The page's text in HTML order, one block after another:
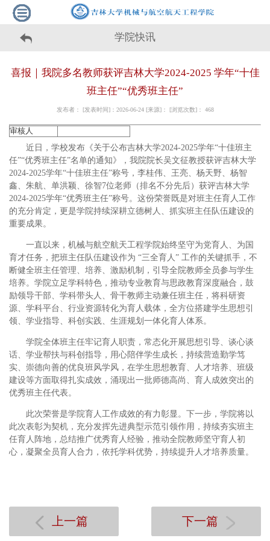
学院快讯
喜报｜我院多名教师获评吉林大学2024-2025 学年“十佳
班主任”“优秀班主任”
发布者： [发表时间]：2026-06-24 [来源]： [浏览次数]： 468
审核人
近日，学校发布《关于公布吉林大学2024-2025学年“十佳班主
任”“优秀班主任”名单的通知》，我院院长吴文征教授获评吉林大学
2024-2025学年“十佳班主任”称号，李桂伟、王亮、杨天野、杨智
鑫、朱航、单洪颖、徐智7位老师（排名不分先后）获评吉林大学
2024-2025学年“优秀班主任”称号。这份荣誉既是对班主任育人工作
的充分肯定，更是学院持续深耕立德树人、抓实班主任队伍建设的
重要成果。
一直以来，机械与航空航天工程学院始终坚守为党育人、为国
育才任务，把班主任队伍建设作为 “三全育人” 工作的关键抓手，不
断健全班主任管理、培养、激励机制，引导全院教师全员参与学生
培养。学院立足学科特色，推动专业教育与思政教育深度融合，鼓
励领导干部、学科带头人、骨干教师主动兼任班主任，将科研资
源、学科平台、行业资源转化为育人载体，全方位搭建学生思想引
领、学业指导、科创实践、生涯规划一体化育人体系。
学院全体班主任牢记育人职责，常态化开展思想引导、谈心谈
话、学业帮扶与科创指导，用心陪伴学生成长，持续营造勤学笃
实、崇德向善的优良班风学风，在学生思想教育、人才培养、班级
建设等方面取得扎实成效，涌现出一批师德高尚、育人成效突出的
优秀班主任代表。
此次荣誉是学院育人工作成效的有力彰显。下一步，学院将以
此次表彰为契机，充分发挥先进典型示范引领作用，持续夯实班主
任育人阵地，总结推广优秀育人经验，推动全院教师坚守育人初
心，凝聚全员育人合力，依托学科优势，持续提升人才培养质量。
上一篇 下一篇